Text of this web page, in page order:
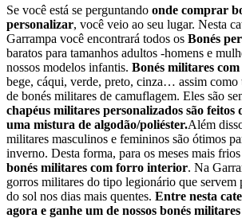
Se você está se perguntando onde comprar
personalizar, você veio ao seu lugar. Nesta
Garrampa você encontrará todos os Bonés
baratos para tamanhos adultos -homens e
nossos modelos infantis. Bonés militares
bege, cáqui, verde, preto, cinza… assim como
de bonés militares de camuflagem. Eles são
chapéus militares personalizados são feitos
uma mistura de algodão/poliéster.Além
militares masculinos e femininos são ótimos
inverno. Desta forma, para os meses mais
bonés militares com forro interior. Na
gorros militares do tipo legionário que servem
do sol nos dias mais quentes. Entre nesta
agora e ganhe um de nossos bonés